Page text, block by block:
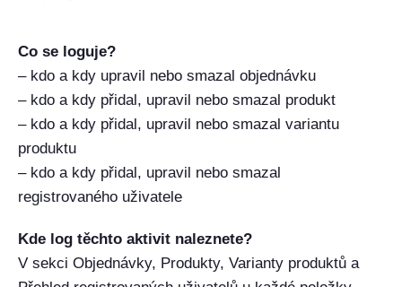
Co se loguje?
– kdo a kdy upravil nebo smazal objednávku
– kdo a kdy přidal, upravil nebo smazal produkt
– kdo a kdy přidal, upravil nebo smazal variantu
produktu
– kdo a kdy přidal, upravil nebo smazal
registrovaného uživatele
Kde log těchto aktivit naleznete?
V sekci Objednávky, Produkty, Varianty produktů a